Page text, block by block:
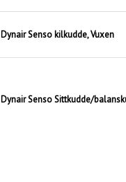
Dynair Senso kilkudde, Vuxen
Dynair Senso Sittkudde/